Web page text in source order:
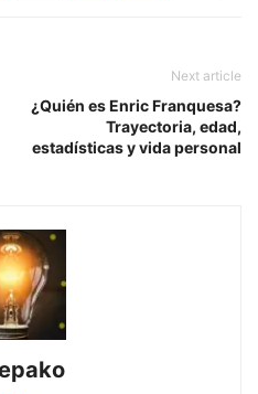
Next article
¿Quién es Enric Franquesa?
Trayectoria, edad,
estadísticas y vida personal